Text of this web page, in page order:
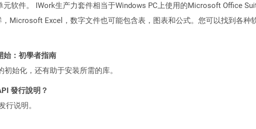
软件。 IWork生产力套件相当于Windows PC上使用的Microsoft Office
Microsoft Excel，数字文件也可能包含表，图表和公式。您可以找到各种
始：初學者指南
始化，还有助于安装所需的库。
發行說明？
行说明。